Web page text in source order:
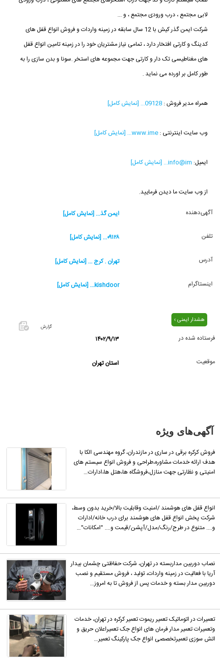
لابی مجتمع ، درب ورودی مجتمع ، و ...
شرکت ایمن گذر کیش با 12 سال سابقه در زمینه واردات و فروش انواع قفل های
کدینگ و کارتی افتخار دارد ، تمامی نیاز مشتریان خود را در زمینه تامین انواع قفل
های مغناطیسی تک دار و کارتی جهت مجموعه های استخر .سونا و بدن سازی را به
طور کامل بر اورده می نماید .
همراه مدیر فروش :09128... [نمایش کامل]
وب سایت اینترنتی : www.ime... [نمایش کامل]
ایمیل:info@im... [نمایش کامل]
از وب سایت ما دیدن فرمایید.
آگهی‌دهنده ایمن گذ... [نمایش کامل]
تلفن ۰۹۱۲۸... [نمایش کامل]
آدرس تهران . کرج ... [نمایش کامل]
اینستاگرام kishdoor... [نمایش کامل]
هشدار ایمنی ›
گزارش
فرستاده شده در ۱۴۰۲/۹/۱۳
موقعیت استان تهران
آگهی‌های ویژه
فروش کرکره برقی در ساری در مازندران، گروه مهندسی الکا با
هدف ارائه خدمات مشاوره،طراحی و فروش انواع سیستم های
امنیتی و نظارتی جهت منازل،فروشگاه ها،هتل ها،ادارات…
انواع قفل های هوشمند /امنیت وقابلیت بالا/خرید بدون وسط،
شرکت پخش انواع قفل های هوشمند برای درب خانه/ادارات
و.... متنوع در طرح/رنگ/مدل/آپشن/قیمت و.... "امکانات"…
نصاب دوربین مداربسته در تهران، شرکت حفاظتی چشمان بیدار
آریا با فعالیت در زمینه واردات، تولید ، فروش مستقیم و نصب
دوربین مدار بسته و خدمات پس از فروش تا به امروز…
تعمیرات در اتوماتیک تعمیر ریموت تعمیر کرکره در تهران، خدمات
وتعمیرات تعمیر مدار فرمان های انواع جک تعمیراعلان حریق و
اتش سوزی تعمیرتخصصی انواع جک پارکینگ تعمیر…